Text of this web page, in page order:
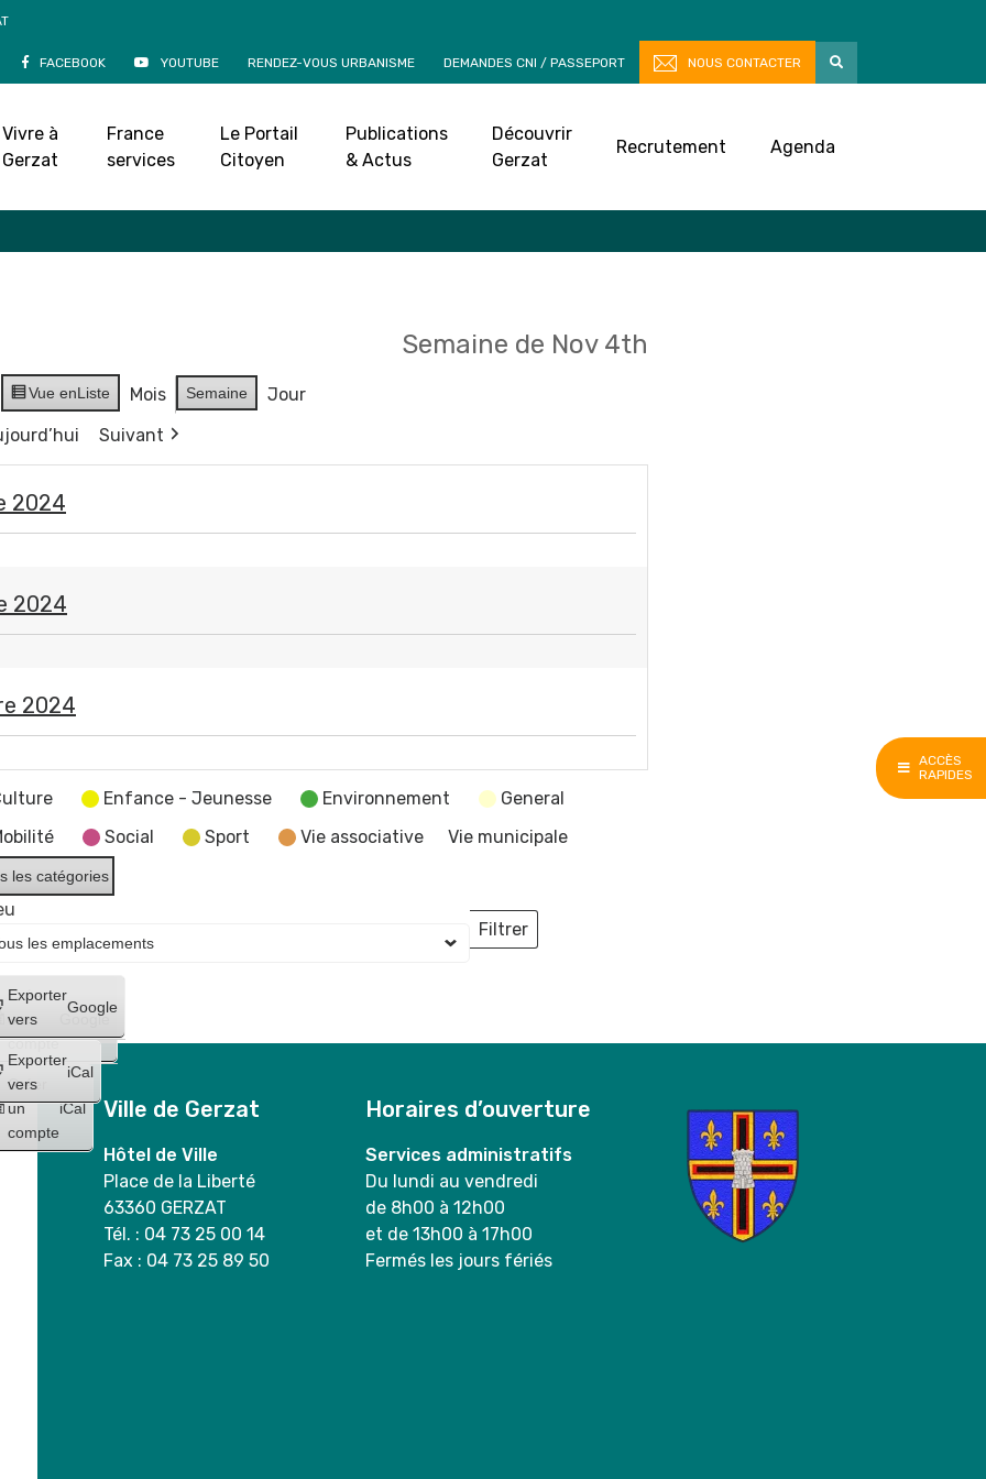
ACCÈS
RAPIDES
FACEBOOK YOUTUBE RENDEZ-VOUS URBANISME DEMANDES CNI / PASSEPORT NOUS CONTACTER
Vivre à
Gerzat
France
services
Le Portail
Citoyen
Publications
& Actus
Découvrir
Gerzat
Recrutement Agenda
Accueil»Agenda
Semaine de Nov 4th
Vue enListe Mois Semaine
Jour
Suivant
2024
2024
2024
Enfance - Jeunesse Environnement
General
Social Sport Vie associative Vie municipale
les catégories
Créer
un
compte
Google
Créer
un
compte
iCal
Exporter
vers
Google
Exporter
vers
iCal
Filtrer
Lieux
Ville de Gerzat
Hôtel de Ville
Place de la Liberté
63360 GERZAT
Tél. : 04 73 25 00 14
Fax : 04 73 25 89 50
Horaires d’ouverture
Services administratifs
Du lundi au vendredi
de 8h00 à 12h00
et de 13h00 à 17h00
Fermés les jours fériés